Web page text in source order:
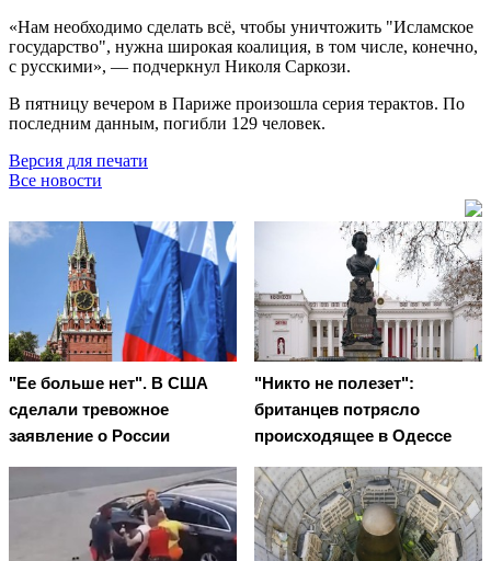
«Нам необходимо сделать всё, чтобы уничтожить "Исламское
государство", нужна широкая коалиция, в том числе, конечно,
с русскими», — подчеркнул Николя Саркози.
В пятницу вечером в Париже произошла серия терактов. По
последним данным, погибли 129 человек.
Версия для печати
Все новости
"Ее больше нет". В США
сделали тревожное
заявление о России
"Никто не полезет":
британцев потрясло
происходящее в Одессе